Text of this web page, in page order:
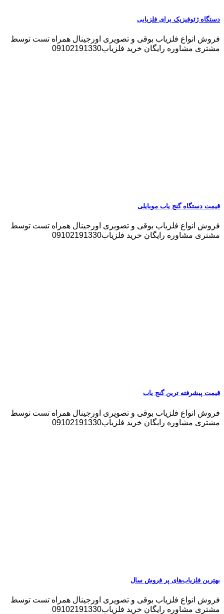
دستگاه ژئوفیزیک برای فلزیابی
فروش انواع فلزیاب بوقی و تصویری اورجینال همراه تست توسط
مشتری مشاوره رایگان خرید فلزیاب09102191330
قیمت دستگاه گنج یاب موبایلی
فروش انواع فلزیاب بوقی و تصویری اورجینال همراه تست توسط
مشتری مشاوره رایگان خرید فلزیاب09102191330
قیمت پیشرفته ترین گنج یاب
فروش انواع فلزیاب بوقی و تصویری اورجینال همراه تست توسط
مشتری مشاوره رایگان خرید فلزیاب09102191330
بهترین فلزیاب‌های پر فروش سال
فروش انواع فلزیاب بوقی و تصویری اورجینال همراه تست توسط
مشتری مشاوره رایگان خرید فلزیاب09102191330